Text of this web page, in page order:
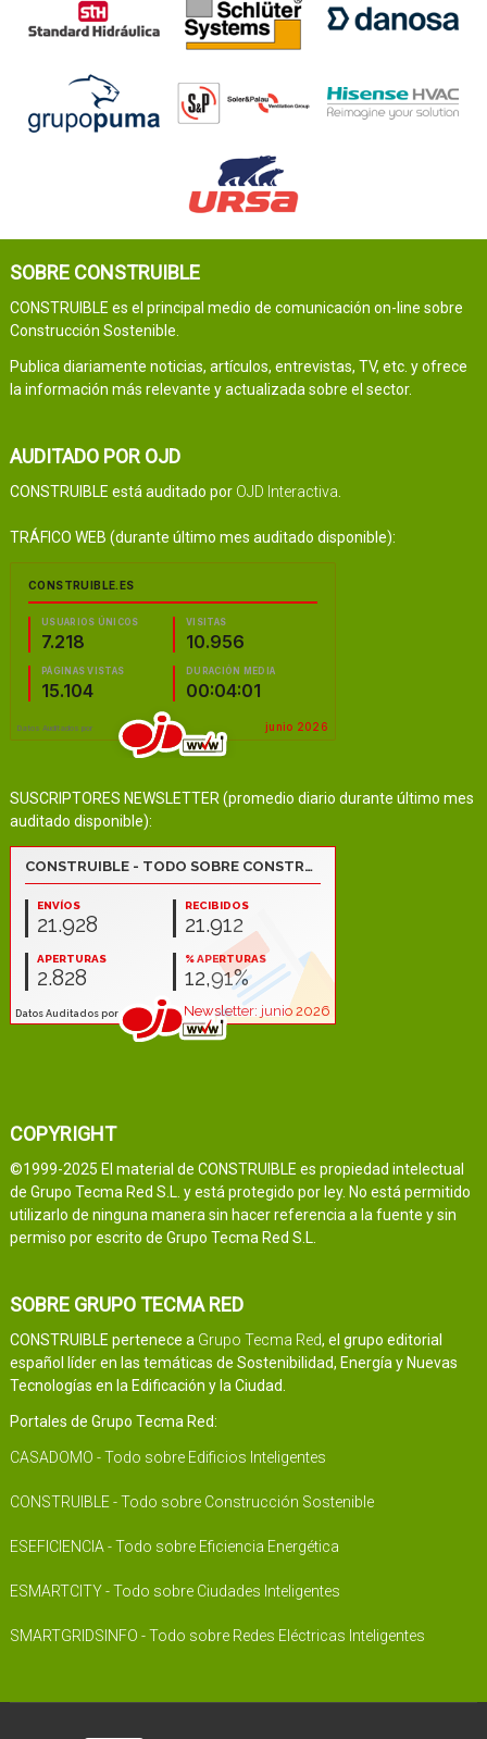
SOBRE CONSTRUIBLE
CONSTRUIBLE es el principal medio de comunicación on-line sobre
Construcción Sostenible.
Publica diariamente noticias, artículos, entrevistas, TV, etc. y ofrece
la información más relevante y actualizada sobre el sector.
AUDITADO POR OJD
CONSTRUIBLE está auditado por OJD Interactiva
TRÁFICO WEB (durante último mes auditado disponible):
SUSCRIPTORES NEWSLETTER (promedio diario durante último mes
auditado disponible):
COPYRIGHT
©1999-2025 El material de CONSTRUIBLE es propiedad intelectual
de Grupo Tecma Red S.L. y está protegido por ley. No está permitido
utilizarlo de ninguna manera sin hacer referencia a la fuente y sin
permiso por escrito de Grupo Tecma Red S.L.
SOBRE GRUPO TECMA RED
CONSTRUIBLE pertenece a Grupo Tecma Red, el grupo editorial
español líder en las temáticas de Sostenibilidad, Energía y Nuevas
Tecnologías en la Edificación y la Ciudad.
Portales de Grupo Tecma Red:
CASADOMO - Todo sobre Edificios Inteligentes
CONSTRUIBLE - Todo sobre Construcción Sostenible
ESEFICIENCIA - Todo sobre Eficiencia Energética
ESMARTCITY - Todo sobre Ciudades Inteligentes
SMARTGRIDSINFO - Todo sobre Redes Eléctricas Inteligentes